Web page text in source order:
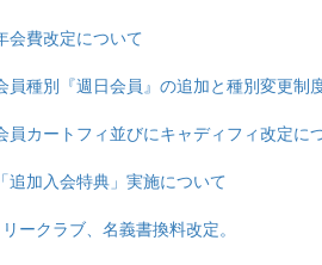
費改定について
種別『週日会員』の追加と種別変更制
カートフィ並びにキャディフィ改定に
加入会特典」実施について
ークラブ、名義書換料改定。